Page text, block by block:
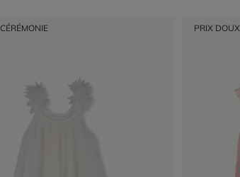
CÉRÉMONIE PRIX DOUX